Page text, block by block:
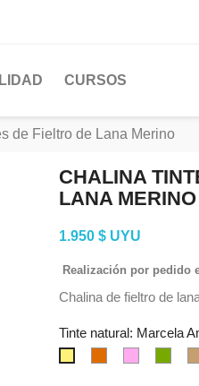
CURSOS
de Fieltro de Lana Merino
CHALINA
LANA MERINO
1.950 $ UYU
Realización por pedido
Chalina de fieltro de
Tinte natural: Marcela